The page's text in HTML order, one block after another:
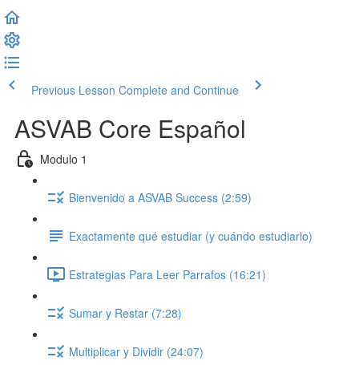
Previous Lesson Complete and Continue
ASVAB Core Español
Modulo 1
Bienvenido a ASVAB Success (2:59)
Exactamente qué estudiar (y cuándo estudiarlo)
Estrategias Para Leer Parrafos (16:21)
Sumar y Restar (7:28)
Multiplicar y Dividir (24:07)